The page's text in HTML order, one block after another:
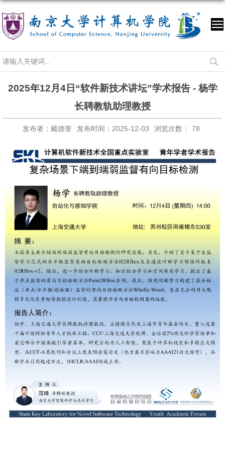
2025年12月4日“软件新技术讲坛”学术报告 - 杨学
长聘教轨助理教授
发布者：戴德誉 发布时间：2025-12-03 浏览次数： 78